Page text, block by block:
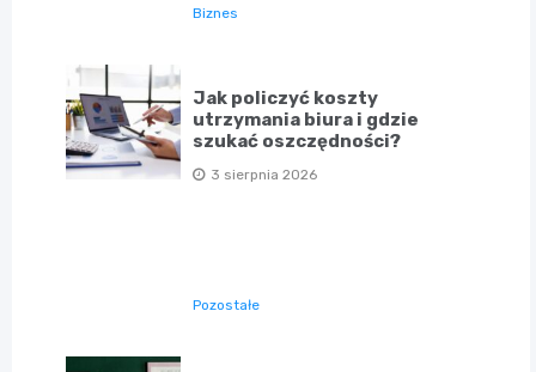
Biznes
Jak policzyć koszty
utrzymania biura i gdzie
szukać oszczędności?
3 sierpnia 2026
Pozostałe